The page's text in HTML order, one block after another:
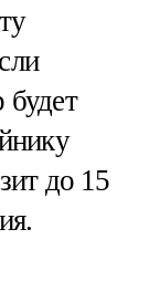
будет
до 15